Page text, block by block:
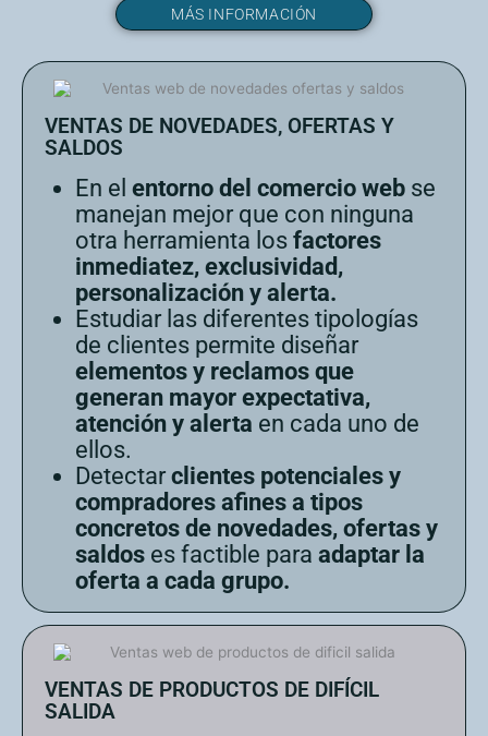
MÁS INFORMACIÓN
VENTAS DE NOVEDADES, OFERTAS Y
SALDOS
En el entorno del comercio web se
manejan mejor que con ninguna
otra herramienta los factores
inmediatez, exclusividad,
personalización y alerta.
Estudiar las diferentes tipologías
de clientes permite diseñar
elementos y reclamos que
generan mayor expectativa,
atención y alerta en cada uno de
ellos.
Detectar clientes potenciales y
compradores afines a tipos
concretos de novedades, ofertas y
saldos es factible para adaptar la
oferta a cada grupo.
VENTAS DE PRODUCTOS DE DIFÍCIL
SALIDA